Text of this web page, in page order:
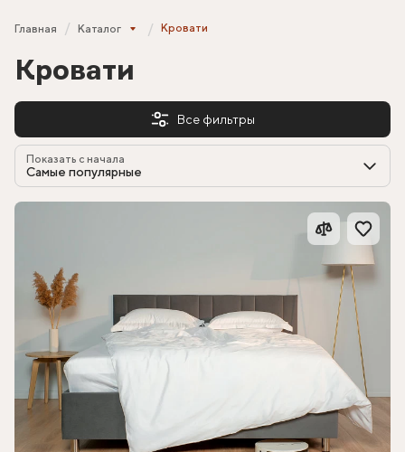
Главная Каталог Кровати
Кровати
Все фильтры
Показать с начала
Самые популярные